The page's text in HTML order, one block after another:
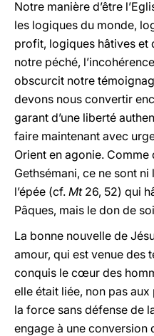
Notre manière d’être
les logiques du monde,
profit, logiques hâtives et
notre péché,
obscurcit notre
devons nous convertir
garant d’une liberté
faire maintenant avec
Orient en agonie.
Gethsémani, ce ne sont
l’épée (cf. Mt26, 52) qui
Pâques, mais le don de
La bonne nouvelle de
amour, qui est venue des
conquis le cœur des
elle était liée, non pas
la force sans défense de
engage à une conversion